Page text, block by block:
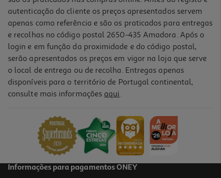
autenticação do cliente os preços apresentados servem
apenas como referência e são os praticados para entregas
e recolhas no código postal 2650-435 Amadora. Após o
login e em função da proximidade e do código postal,
serão apresentados os preços em vigor na loja que serve
o local de entrega ou de recolha. Entregas apenas
disponíveis para o território de Portugal continental,
consulte mais informações aqui.
Informações para pagamentos ONEY